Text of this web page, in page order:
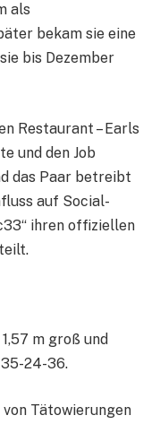
als
bekam sie eine
bis Dezember
Restaurant – Earls
und den Job
das Paar betreibt
auf Social-
ihren offiziellen
m groß und
24-36.
Tätowierungen